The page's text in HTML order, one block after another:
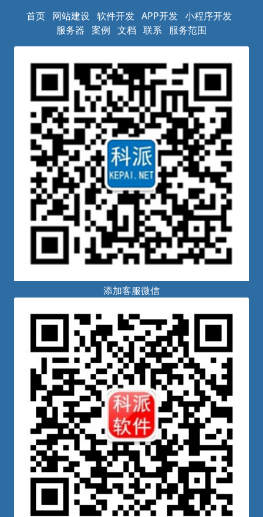
首页 网站建设 软件开发 APP开发 小程序开发
服务器 案例 文档 联系 服务范围
添加客服微信